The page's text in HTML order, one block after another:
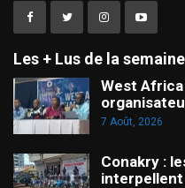
Les + Lus de la semaine
West Africa
7 Août, 2026
Conakry :